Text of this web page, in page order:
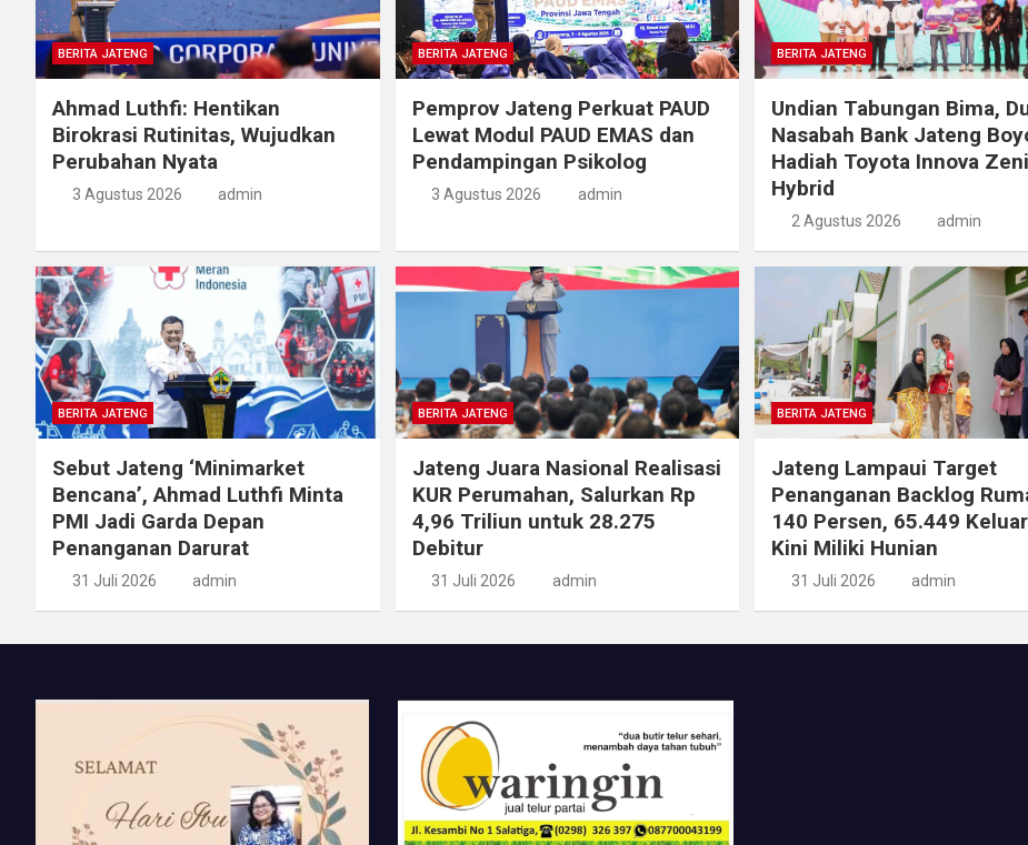
BERITA JATENG
Ahmad Luthfi: Hentikan
Birokrasi Rutinitas, Wujudkan
Perubahan Nyata
3 Agustus 2026 admin
BERITA JATENG
Pemprov Jateng Perkuat PAUD
Lewat Modul PAUD EMAS dan
Pendampingan Psikolog
3 Agustus 2026 admin
BERITA JATENG
Undian Tabungan Bima,
Nasabah Bank Jateng
Hadiah Toyota Innova
Hybrid
2 Agustus 2026 admin
BERITA JATENG
Sebut Jateng ‘Minimarket
Bencana’, Ahmad Luthfi Minta
PMI Jadi Garda Depan
Penanganan Darurat
31 Juli 2026 admin
BERITA JATENG
Jateng Juara Nasional Realisasi
KUR Perumahan, Salurkan Rp
4,96 Triliun untuk 28.275
Debitur
31 Juli 2026 admin
BERITA JATENG
Jateng Lampaui Target
Penanganan Backlog
140 Persen, 65.449
Kini Miliki Hunian
31 Juli 2026 admin